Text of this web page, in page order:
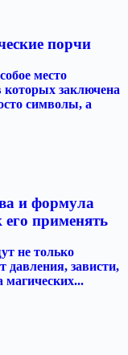
порчи
место
заключена
символы, а
и формула
его применять
не только
зависти,
магических...